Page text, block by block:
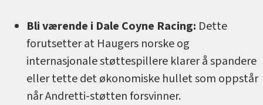
Bli værende i Dale Coyne Racing: Dette
forutsetter at Haugers norske og
internasjonale støttespillere klarer å spandere
eller tette det økonomiske hullet som oppstår
når Andretti-støtten forsvinner.